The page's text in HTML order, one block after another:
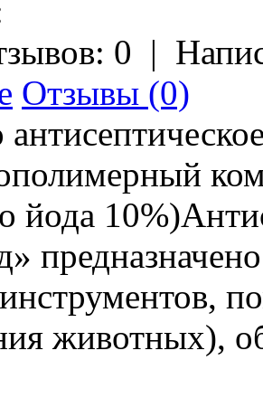
0 |
Отзывы (0)
йода
животных),